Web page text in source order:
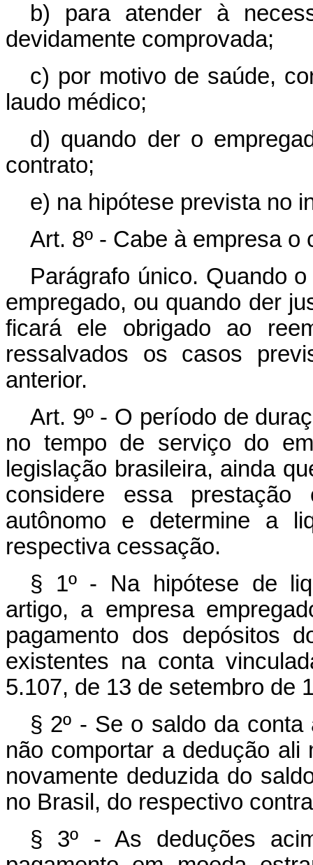
b) para atender à
devidamente comprovada;
c) por motivo de saúde,
laudo médico;
d) quando der o
contrato;
e) na hipótese prevista no
Art. 8º - Cabe à empresa
Parágrafo único. Quando
empregado, ou quando der
ficará ele obrigado ao
ressalvados os casos
anterior.
Art. 9º - O período de
no tempo de serviço do
legislação brasileira, ainda
considere essa
autônomo e determine a
respectiva cessação.
§ 1º - Na hipótese de
artigo, a empresa
pagamento dos depósitos
existentes na conta
5.107, de 13 de setembro de
§ 2º - Se o saldo da
não comportar a dedução ali
novamente deduzida do
no Brasil, do respectivo
§ 3º - As deduções